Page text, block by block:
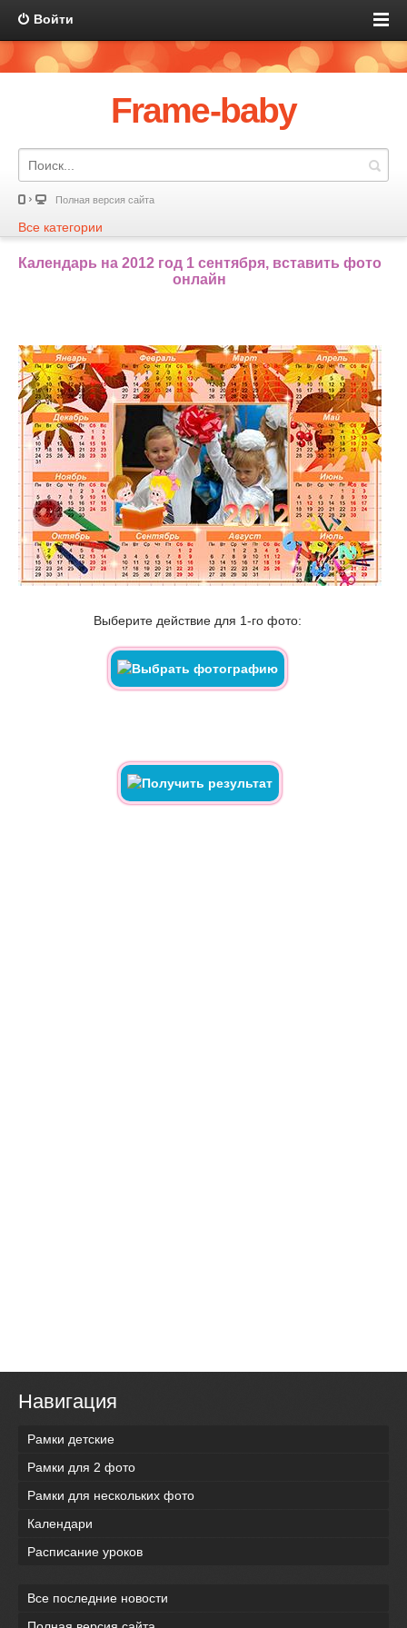
Войти
Frame-baby
Полная версия сайта
Все категории
Календарь на 2012 год 1 сентября, вставить фото
онлайн
Выберите действие для 1-го фото:
Навигация
Рамки детские
Рамки для 2 фото
Рамки для нескольких фото
Календари
Расписание уроков
Все последние новости